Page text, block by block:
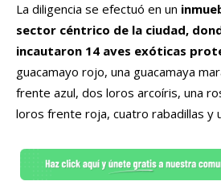
La diligencia se efectuó en un
sector céntrico de la ciudad,
incautaron 14 aves exóticas
guacamayo rojo, una guacamaya
frente azul, dos loros arcoíris, una
loros frente roja, cuatro rabadillas y